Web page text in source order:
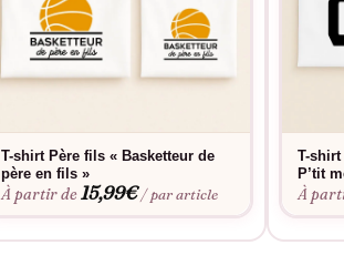
T-shirt Père fils « Basketteur de
père en fils »
À partir de15,99€ / par article
T-shirt
P’tit
À